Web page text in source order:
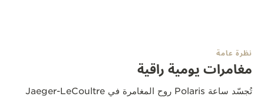
نظرة عامة
مغامرات يومية راقية
تُجسّد ساعة Polaris روح المغامرة في Jaeger-LeCoultre